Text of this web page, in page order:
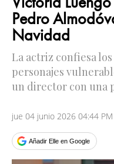
Pedro
Navidad
La actriz confiesa
personajes
un director con una
jue 04 junio 2026 04:44 PM
Añadir Elle en Google